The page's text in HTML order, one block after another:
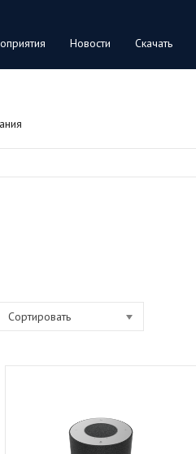
Новости Скачать
Сортировать